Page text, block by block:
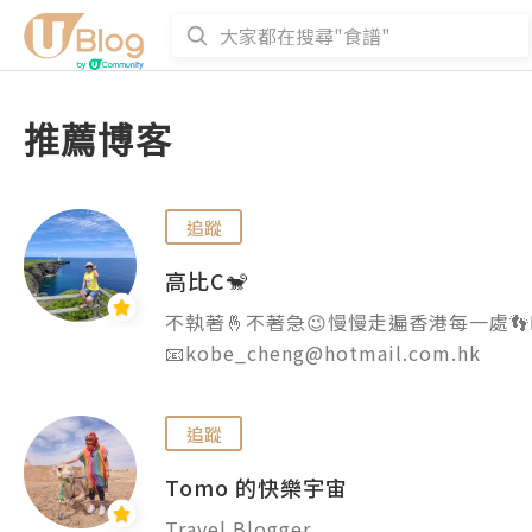
推薦博客
追蹤
高比C🐒
不執著🤞不著急😉慢慢走遍香港每一處
📧kobe_cheng@hotmail.com.hk
追蹤
Tomo 的快樂宇宙